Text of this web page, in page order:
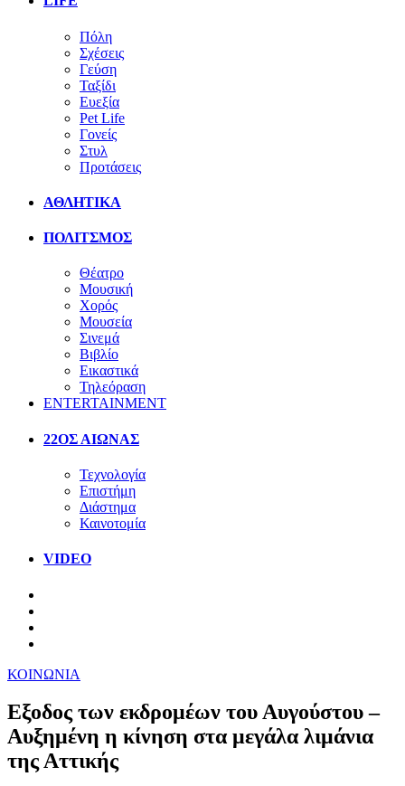
Πόλη
Σχέσεις
Γεύση
Ταξίδι
Ευεξία
Pet Life
Γονείς
Στυλ
Προτάσεις
ΑΘΛΗΤΙΚΑ
ΠΟΛΙΤΣΜΟΣ
Θέατρο
Μουσική
Χορός
Μουσεία
Σινεμά
Βιβλίο
Εικαστικά
Τηλεόραση
ENTERTAINMENT
22ΟΣ ΑΙΩΝΑΣ
Τεχνολογία
Επιστήμη
Διάστημα
Καινοτομία
VIDEO
ΚΟΙΝΩΝΙΑ
Εξοδος των εκδρομέων του Αυγούστου –
Αυξημένη η κίνηση στα μεγάλα λιμάνια
της Αττικής